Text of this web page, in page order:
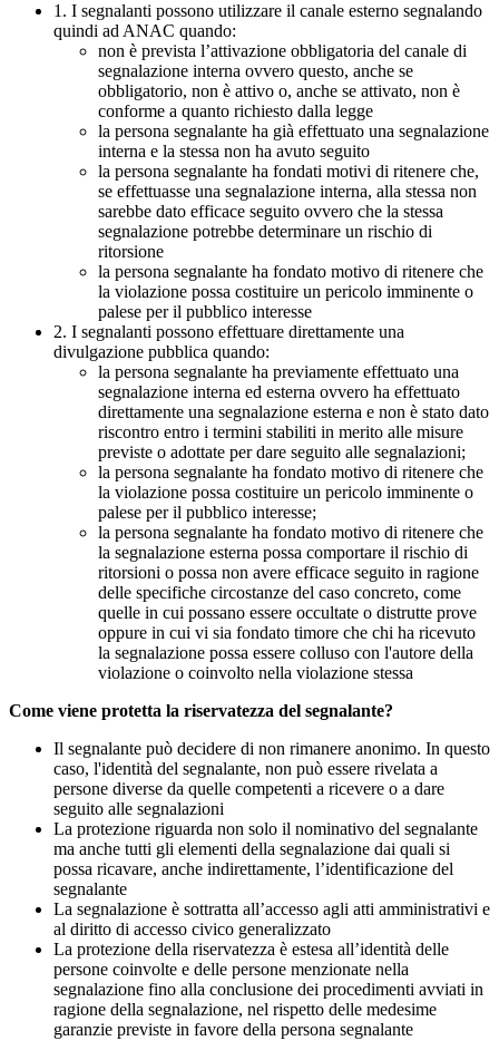
1. I segnalanti possono utilizzare il canale esterno segnalando
quindi ad ANAC quando:
non è prevista l’attivazione obbligatoria del canale di
segnalazione interna ovvero questo, anche se
obbligatorio, non è attivo o, anche se attivato, non è
conforme a quanto richiesto dalla legge
la persona segnalante ha già effettuato una segnalazione
interna e la stessa non ha avuto seguito
la persona segnalante ha fondati motivi di ritenere che,
se effettuasse una segnalazione interna, alla stessa non
sarebbe dato efficace seguito ovvero che la stessa
segnalazione potrebbe determinare un rischio di
ritorsione
la persona segnalante ha fondato motivo di ritenere che
la violazione possa costituire un pericolo imminente o
palese per il pubblico interesse
2. I segnalanti possono effettuare direttamente una
divulgazione pubblica quando:
la persona segnalante ha previamente effettuato una
segnalazione interna ed esterna ovvero ha effettuato
direttamente una segnalazione esterna e non è stato dato
riscontro entro i termini stabiliti in merito alle misure
previste o adottate per dare seguito alle segnalazioni;
la persona segnalante ha fondato motivo di ritenere che
la violazione possa costituire un pericolo imminente o
palese per il pubblico interesse;
la persona segnalante ha fondato motivo di ritenere che
la segnalazione esterna possa comportare il rischio di
ritorsioni o possa non avere efficace seguito in ragione
delle specifiche circostanze del caso concreto, come
quelle in cui possano essere occultate o distrutte prove
oppure in cui vi sia fondato timore che chi ha ricevuto
la segnalazione possa essere colluso con l'autore della
violazione o coinvolto nella violazione stessa
Come viene protetta la riservatezza del segnalante?
Il segnalante può decidere di non rimanere anonimo. In questo
caso, l'identità del segnalante, non può essere rivelata a
persone diverse da quelle competenti a ricevere o a dare
seguito alle segnalazioni
La protezione riguarda non solo il nominativo del segnalante
ma anche tutti gli elementi della segnalazione dai quali si
possa ricavare, anche indirettamente, l’identificazione del
segnalante
La segnalazione è sottratta all’accesso agli atti amministrativi e
al diritto di accesso civico generalizzato
La protezione della riservatezza è estesa all’identità delle
persone coinvolte e delle persone menzionate nella
segnalazione fino alla conclusione dei procedimenti avviati in
ragione della segnalazione, nel rispetto delle medesime
garanzie previste in favore della persona segnalante